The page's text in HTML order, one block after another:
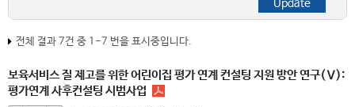
전체 결과 7건 중 1-7 번을 표시중입니다.
보육서비스 질 제고를 위한 어린이집 평가 연계 컨설팅 지원 방안 연구(Ⅴ):
평가연계 사후컨설팅 시범사업